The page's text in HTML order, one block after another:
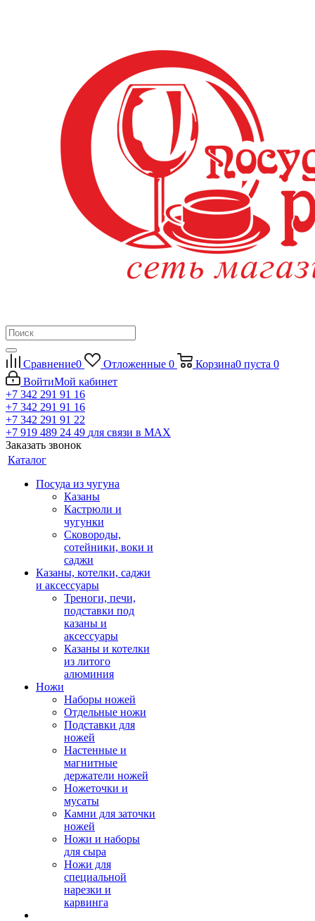
Сравнение0 Отложенные 0 Корзина0 пуста 0
ВойтиМой кабинет
+7 342 291 91 16
+7 342 291 91 16
+7 342 291 91 22
+7 919 489 24 49 для связи в МАХ
Заказать звонок
Каталог
Посуда из чугуна
Казаны
Кастрюли и
чугунки
Сковороды,
сотейники, воки и
саджи
Казаны, котелки, саджи
и аксессуары
Треноги, печи,
подставки под
казаны и
аксессуары
Казаны и котелки
из литого
алюминия
Ножи
Наборы ножей
Отдельные ножи
Подставки для
ножей
Настенные и
магнитные
держатели ножей
Ножеточки и
мусаты
Камни для заточки
ножей
Ножи и наборы
для сыра
Ножи для
специальной
нарезки и
карвинга